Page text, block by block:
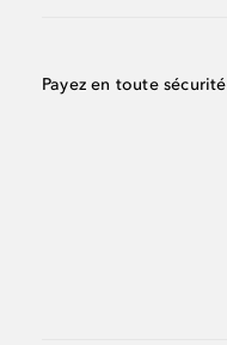
Payez en toute sécurité